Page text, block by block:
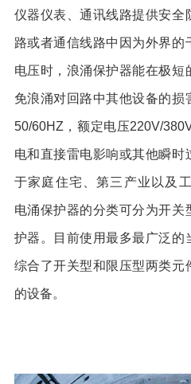
仪器仪表、通讯线路提供安全
路或者通信线路中因为外界
电压时，浪涌保护器能在极短
免浪涌对回路中其他设备的
50/60HZ，额定电压220V/
电和直接雷电影响或其他瞬时
于家庭住宅、第三产业以及
电涌保护器的分类可分为开关
护器。目前使用最多最广泛的
综合了开关型和限压型两类元
的设备。